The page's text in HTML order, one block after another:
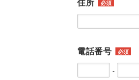
住所 必須
電話番号 必須
-